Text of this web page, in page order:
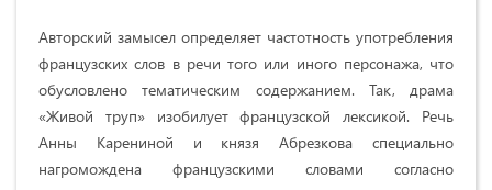
Авторский замысел определяет частотность употребления
французских слов в речи того или иного персонажа, что
обусловлено тематическим содержанием. Так, драма
«Живой труп» изобилует французской лексикой. Речь
Анны Карениной и князя Абрезкова специально
нагромождена французскими словами согласно